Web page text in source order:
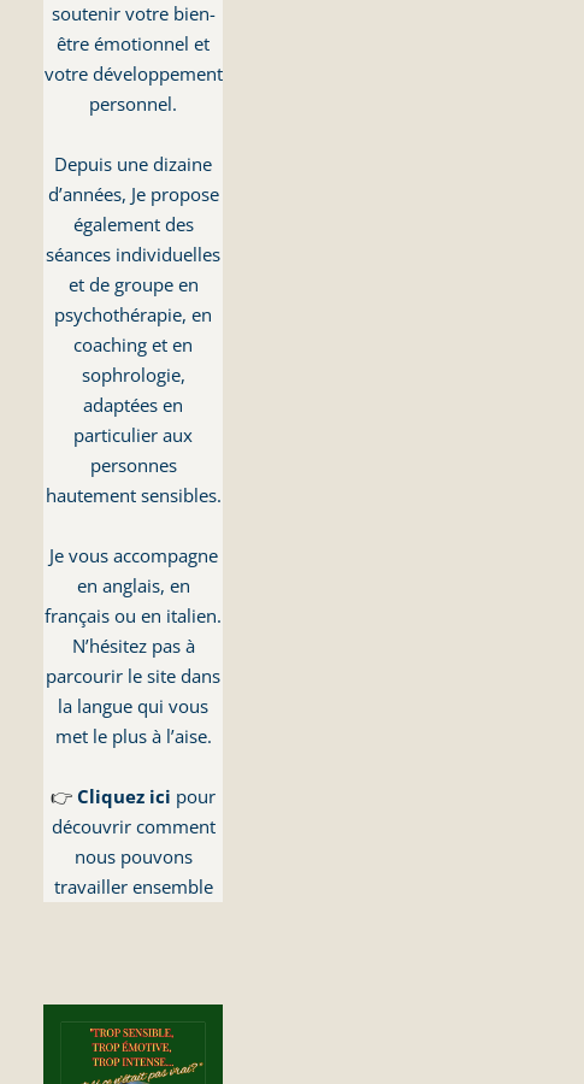
soutenir votre bien-
être émotionnel et
votre développement
personnel.
Depuis une dizaine
d’années, Je propose
également des
séances individuelles
et de groupe en
psychothérapie, en
coaching et en
sophrologie,
adaptées en
particulier aux
personnes
hautement sensibles.
Je vous accompagne
en anglais, en
français ou en italien.
N’hésitez pas à
parcourir le site dans
la langue qui vous
met le plus à l’aise.
👉Cliquez ici pour
découvrir comment
nous pouvons
travailler ensemble